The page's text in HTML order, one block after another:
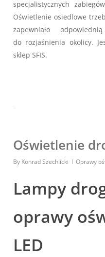
specjalistycznych
Oświetlenie osiedlowe
zapewniało
do rozjaśnienia okolicy.
sklep SFIS.
Oświetlenie
By Konrad Szechlicki Oprawy
Lampy
oprawy
LED